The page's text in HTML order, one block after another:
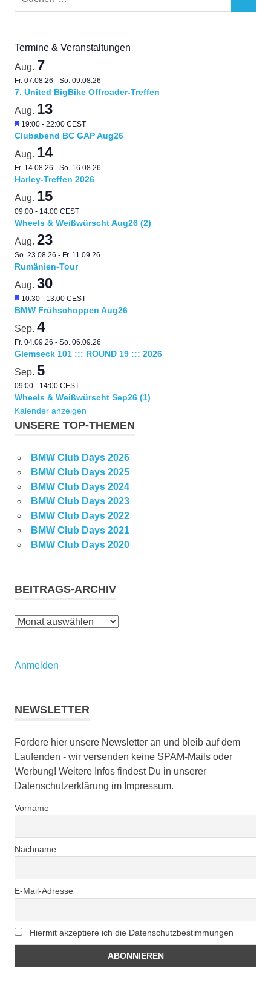
Termine & Veranstaltungen
Aug. 7
Fr. 07.08.26 - So. 09.08.26
7. United BigBike Offroader-Treffen
Aug. 13
Hervorgehoben
19:00 - 22:00 CEST
Clubabend BC GAP Aug26
Aug. 14
Fr. 14.08.26 - So. 16.08.26
Harley-Treffen 2026
Aug. 15
09:00 - 14:00 CEST
Wheels & Weißwürscht Aug26 (2)
Aug. 23
So. 23.08.26 - Fr. 11.09.26
Rumänien-Tour
Aug. 30
Hervorgehoben
10:30 - 13:00 CEST
BMW Frühschoppen Aug26
Sep. 4
Fr. 04.09.26 - So. 06.09.26
Glemseck 101 ::: ROUND 19 ::: 2026
Sep. 5
09:00 - 14:00 CEST
Wheels & Weißwürscht Sep26 (1)
Kalender anzeigen
UNSERE TOP-THEMEN
BMW Club Days 2026
BMW Club Days 2025
BMW Club Days 2024
BMW Club Days 2023
BMW Club Days 2022
BMW Club Days 2021
BMW Club Days 2020
BEITRAGS-ARCHIV
Beitrags-
Anmelden
NEWSLETTER
Fordere hier unsere Newsletter an und bleib auf dem
Laufenden - wir versenden keine SPAM-Mails oder
Werbung! Weitere Infos findest Du in unserer
Datenschutzerklärung im Impressum.
Vorname
Nachname
E-Mail-Adresse
Hiermit akzeptiere ich die Datenschutzbestimmungen